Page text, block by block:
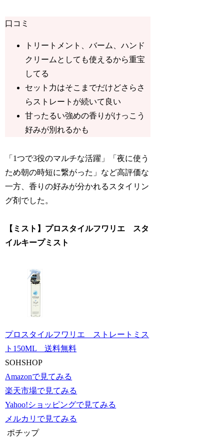
口コミ
トリートメント、バーム、ハンド
クリームとしても使えるから重宝
してる
セット力はそこまでだけどさらさ
らストレートが続いて良い
甘ったるい強めの香りがけっこう
好みが別れるかも
「1つで3役のマルチな活躍」「夜に使う
ため朝の時短に繋がった」など高評価な
一方、香りの好みが分かれるスタイリン
グ剤でした。
【ミスト】プロスタイルフワリエ スタ
イルキープミスト
プロスタイルフワリエ ストレートミス
ト150ML 送料無料
SOHSHOP
Amazonで見てみる
楽天市場で見てみる
Yahoo!ショッピングで見てみる
メルカリで見てみる
ポチップ